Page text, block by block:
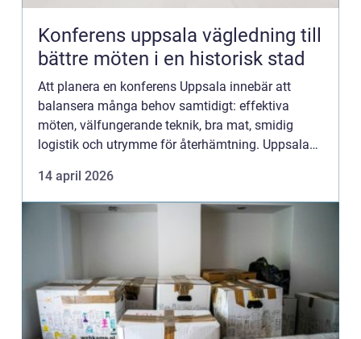
Konferens uppsala vägledning till
bättre möten i en historisk stad
Att planera en konferens Uppsala innebär att
balansera många behov samtidigt: effektiva
möten, välfungerande teknik, bra mat, smidig
logistik och utrymme för återhämtning. Uppsala
närhet till både St...
14 april 2026